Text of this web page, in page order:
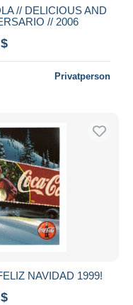
// DELICIOUS AND
// 2006
Privatperson
NAVIDAD 1999!